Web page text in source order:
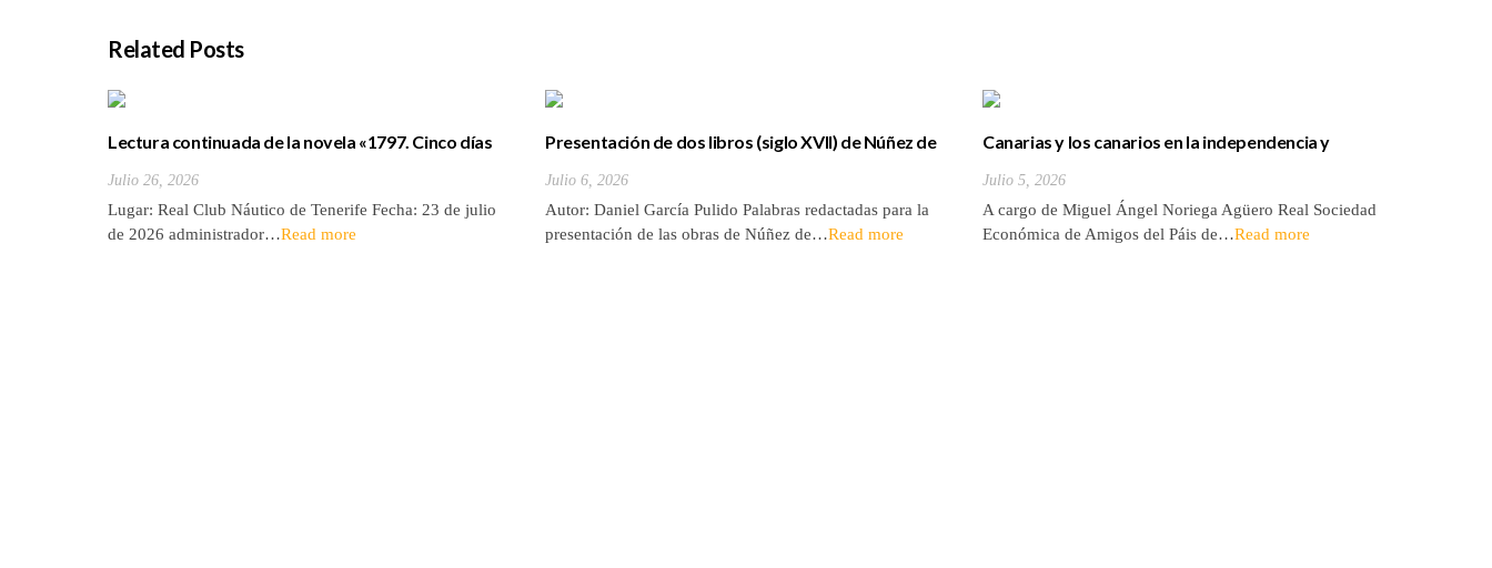
Related Posts
Lectura continuada de la novela «1797. Cinco días
Julio 26, 2026
Lugar: Real Club Náutico de Tenerife Fecha: 23 de julio
de 2026 administrador…Read more
Presentación de dos libros (siglo XVII) de Núñez de
Islas Canarias
Julio 6, 2026
Autor: Daniel García Pulido Palabras redactadas para la
presentación de las obras de Núñez de…Read more
Canarias y los canarios en la independencia y
Julio 5, 2026
A cargo de Miguel Ángel Noriega Agüero Real Sociedad
Económica de Amigos del Páis de…Read more